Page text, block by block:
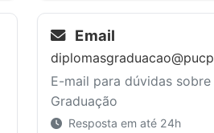
Email
E-mail para dúvidas
Graduação
Resposta em até 24h